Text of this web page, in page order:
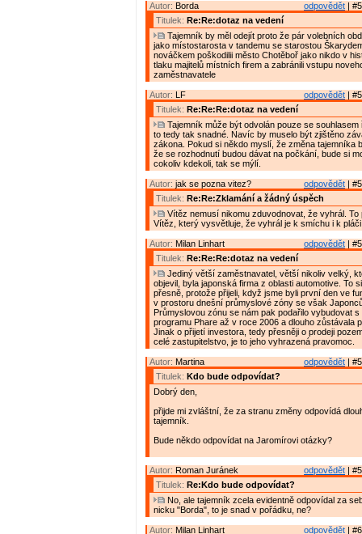
odpovědět |
Autor: Borda
Titulek: Re:Re:dotaz na vedení
Tajemník by měl odejít proto že pár volebních
jako místostarosta v tandemu se starostou
nováčkem poškodilii město Chotěboř jako nikdo v
tlaku majitelů místních firem a zabránili vstupu
zaměstnavatele
odpovědět |
Autor: LF
Titulek: Re:Re:Re:dotaz na vedení
Tajemník může být odvolán pouze se souhlasem
to tedy tak snadné. Navíc by muselo být zjištěno
zákona. Pokud si někdo myslí, že změna tajemníka
že se rozhodnutí budou dávat na počkání, bude si
cokoliv kdekoli, tak se mýlí.
odpovědět |
Autor: jak se pozna vitez?
Titulek: Re:Re:Zklamání a žádný úspěch
Vítěz nemusí nikomu zduvodnovat, že vyhrál. To
Vítěz, který vysvětluje, že vyhrál je k smíchu i k
odpovědět |
Autor: Milan Linhart
Titulek: Re:Re:Re:dotaz na vedení
Jediný větší zaměstnavatel, větší nikoliv velký,
objevil, byla japonská firma z oblasti automotive. To
přesně, protože přijeli, když jsme byli první den ve
v prostoru dnešní průmyslové zóny se však
Průmyslovou zónu se nám pak podařilo vybudovat
programu Phare až v roce 2006 a dlouho zůstávala
Jinak o přijetí investora, tedy přesněji o prodeji
celé zastupitelstvo, je to jeho vyhrazená pravomoc.
odpovědět |
Autor: Martina
Titulek: Kdo bude odpovídat?
Dobrý den,
přijde mi zvláštní, že za stranu změny odpovídá
tajemník.
Bude někdo odpovídat na Jaromírovi otázky?
odpovědět |
Autor: Roman Juránek
Titulek: Re:Kdo bude odpovídat?
No, ale tajemník zcela evidentně odpovídal za
nicku "Borda", to je snad v pořádku, ne?
odpovědět |
Autor: Milan Linhart